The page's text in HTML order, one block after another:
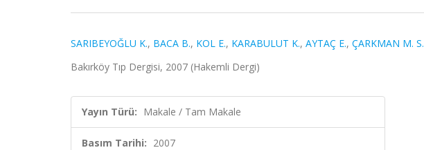
SARIBEYOĞLU K., BACA B., KOL E., KARABULUT K., AYTAÇ E., ÇARKMAN M. S.
Bakırköy Tıp Dergisi, 2007 (Hakemli Dergi)
Yayın Türü: Makale / Tam Makale
Basım Tarihi: 2007